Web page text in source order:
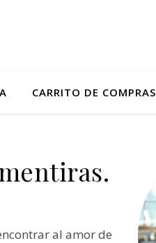
CARRITO DE COMPRAS
al amor de